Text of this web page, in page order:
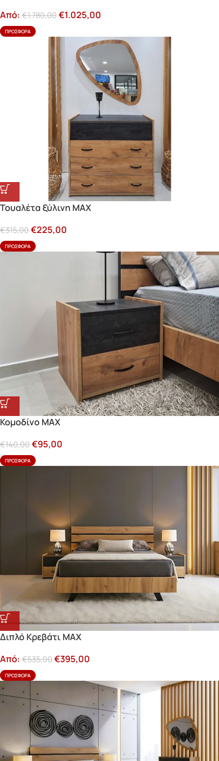
Από: €1.780,00€1.025,00
ΠΡΟΣΦΟΡΆ
Τουαλέτα ξύλινη MAX
€315,00€225,00
ΠΡΟΣΦΟΡΆ
Κομοδίνο MAX
€140,00€95,00
ΠΡΟΣΦΟΡΆ
Διπλό Κρεβάτι MAX
Από: €535,00€395,00
ΠΡΟΣΦΟΡΆ